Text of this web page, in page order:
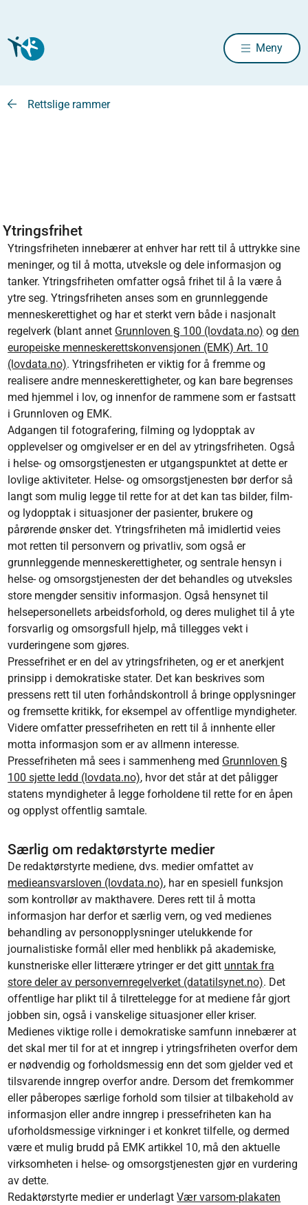
Meny
Rettslige rammer
Ytringsfrihet
Ytringsfriheten innebærer at enhver har rett til å uttrykke sine
meninger, og til å motta, utveksle og dele informasjon og
tanker. Ytringsfriheten omfatter også frihet til å la være å
ytre seg. Ytringsfriheten anses som en grunnleggende
menneskerettighet og har et sterkt vern både i nasjonalt
regelverk (blant annet Grunnloven § 100 (lovdata.no) ogden
europeiske menneskerettskonvensjonen (EMK) Art. 10
(lovdata.no). Ytringsfriheten er viktig for å fremme og
realisere andre menneskerettigheter, og kan bare begrenses
med hjemmel i lov, og innenfor de rammene som er fastsatt
i Grunnloven og EMK.
Adgangen til fotografering, filming og lydopptak av
opplevelser og omgivelser er en del av ytringsfriheten. Også
i helse- og omsorgstjenesten er utgangspunktet at dette er
lovlige aktiviteter. Helse- og omsorgstjenesten bør derfor så
langt som mulig legge til rette for at det kan tas bilder, film-
og lydopptak i situasjoner der pasienter, brukere og
pårørende ønsker det. Ytringsfriheten må imidlertid veies
mot retten til personvern og privatliv, som også er
grunnleggende menneskerettigheter, og sentrale hensyn i
helse- og omsorgstjenesten der det behandles og utveksles
store mengder sensitiv informasjon. Også hensynet til
helsepersonellets arbeidsforhold, og deres mulighet til å yte
forsvarlig og omsorgsfull hjelp, må tillegges vekt i
vurderingene som gjøres.
Pressefrihet er en del av ytringsfriheten, og er et anerkjent
prinsipp i demokratiske stater. Det kan beskrives som
pressens rett til uten forhåndskontroll å bringe opplysninger
og fremsette kritikk, for eksempel av offentlige myndigheter.
Videre omfatter pressefriheten en rett til å innhente eller
motta informasjon som er av allmenn interesse.
Pressefriheten må sees i sammenheng med Grunnloven §
100 sjette ledd (lovdata.no), hvor det står at det påligger
statens myndigheter å legge forholdene til rette for en åpen
og opplyst offentlig samtale.
Særlig om redaktørstyrte medier
De redaktørstyrte mediene, dvs. medier omfattet av
medieansvarsloven (lovdata.no), har en spesiell funksjon
som kontrollør av makthavere. Deres rett til å motta
informasjon har derfor et særlig vern, og ved medienes
behandling av personopplysninger utelukkende for
journalistiske formål eller med henblikk på akademiske,
kunstneriske eller litterære ytringer er det gitt unntak fra
store deler av personvernregelverket (datatilsynet.no). Det
offentlige har plikt til å tilrettelegge for at mediene får gjort
jobben sin, også i vanskelige situasjoner eller kriser.
Medienes viktige rolle i demokratiske samfunn innebærer at
det skal mer til for at et inngrep i ytringsfriheten overfor dem
er nødvendig og forholdsmessig enn det som gjelder ved et
tilsvarende inngrep overfor andre. Dersom det fremkommer
eller påberopes særlige forhold som tilsier at tilbakehold av
informasjon eller andre inngrep i pressefriheten kan ha
uforholdsmessige virkninger i et konkret tilfelle, og dermed
være et mulig brudd på EMK artikkel 10, må den aktuelle
virksomheten i helse- og omsorgstjenesten gjør en vurdering
av dette.
Redaktørstyrte medier er underlagtVær varsom-plakaten